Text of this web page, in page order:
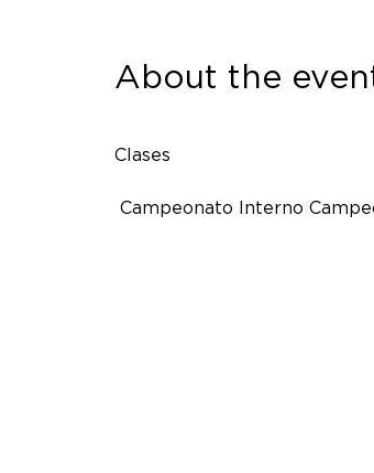
About the
Clases
Campeonato Interno